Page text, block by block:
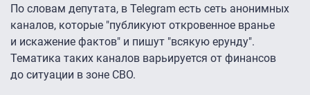
По словам депутата, в Telegram есть сеть анонимных
каналов, которые "публикуют откровенное вранье
и искажение фактов" и пишут "всякую ерунду".
Тематика таких каналов варьируется от финансов
до ситуации в зоне СВО.